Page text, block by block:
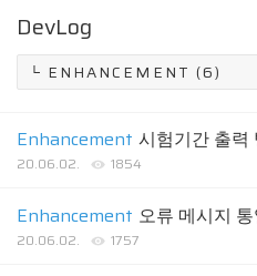
DevLog
Enhancement 시험기간 출력
20.06.02. 1854
Enhancement 오류 메시지 통
20.06.02. 1757